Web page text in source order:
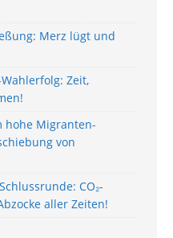
Merz lügt und
Zeit,
hohe Migranten-
von
CO₂-
aller Zeiten!